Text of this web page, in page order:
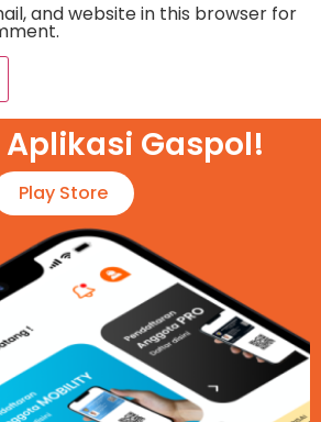
and website in this browser for
Gaspol!​
Play Store